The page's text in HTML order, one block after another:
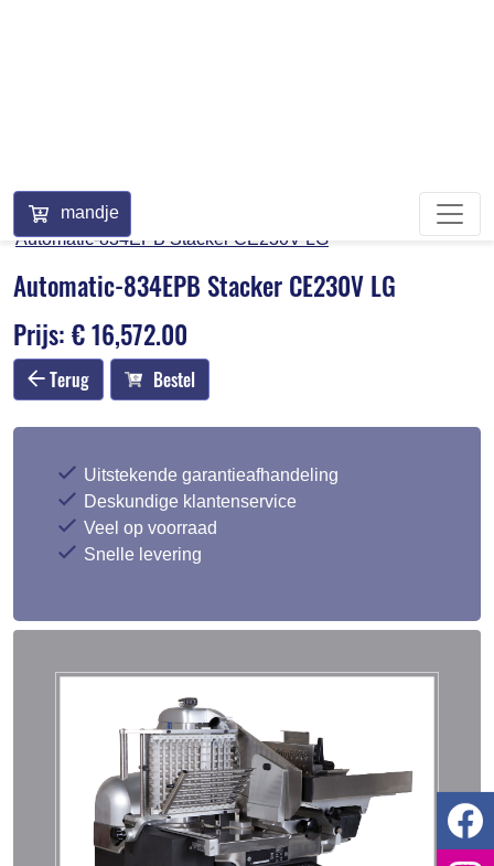
Automatic-834EPB Stacker CE230V LG
Prijs: € 16,572.00
Terug Bestel
Veel op voorraad
Snelle levering
Deze website gebruikt cookies